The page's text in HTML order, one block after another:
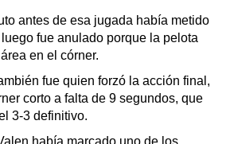
antes de esa jugada había metido
fue anulado porque la pelota
en el córner.
fue quien forzó la acción final,
corto a falta de 9 segundos, que
3-3 definitivo.
había marcado uno de los